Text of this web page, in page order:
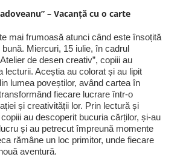
– Vacanță cu o carte
mai frumoasă atunci când este însoțită
Miercuri, 15 iulie, în cadrul
de desen creativ”, copiii au
lecturii. Aceștia au colorat și au lipit
lumea poveștilor, având cartea în
fiecare lucrare într-o
și creativității lor. Prin lectură și
au descoperit bucuria cărților, și-au
și au petrecut împreună momente
rămâne un loc primitor, unde fiecare
aventură.